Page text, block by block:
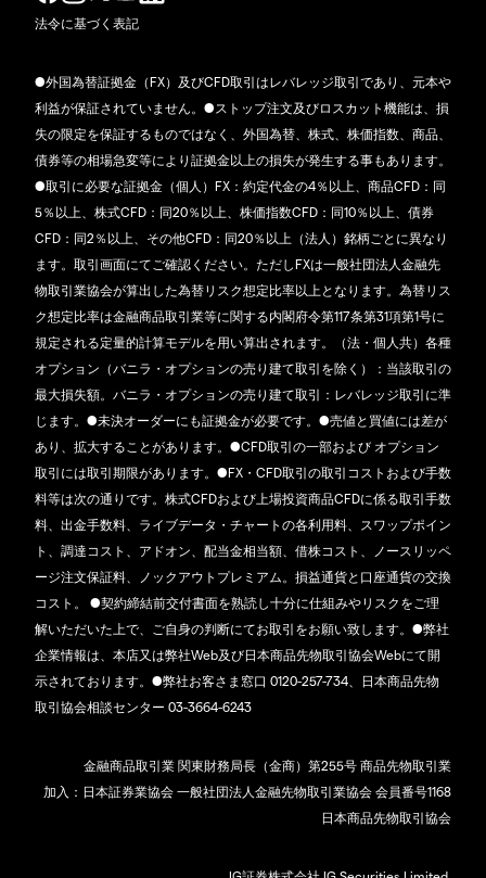
法令に基づく表記
●外国為替証拠金（FX）及びCFD取引はレバレッジ取引であり、元本や
利益が保証されていません。●ストップ注文及びロスカット機能は、損
失の限定を保証するものではなく、外国為替、株式、株価指数、商品、
債券等の相場急変等により証拠金以上の損失が発生する事もあります。
●取引に必要な証拠金（個人）FX：約定代金の4％以上、商品CFD：同
5％以上、株式CFD：同20％以上、株価指数CFD：同10％以上、債券
CFD：同2％以上、その他CFD：同20％以上（法人）銘柄ごとに異なり
ます。取引画面にてご確認ください。ただしFXは一般社団法人金融先
物取引業協会が算出した為替リスク想定比率以上となります。為替リス
ク想定比率は金融商品取引業等に関する内閣府令第117条第31項第1号に
規定される定量的計算モデルを用い算出されます。（法・個人共）各種
オプション（バニラ・オプションの売り建て取引を除く）：当該取引の
最大損失額。バニラ・オプションの売り建て取引：レバレッジ取引に準
じます。●未決オーダーにも証拠金が必要です。●売値と買値には差が
あり、拡大することがあります。●CFD取引の一部および オプション
取引には取引期限があります。●FX・CFD取引の取引コストおよび手数
料等は次の通りです。株式CFDおよび上場投資商品CFDに係る取引手数
料、出金手数料、ライブデータ・チャートの各利用料、スワップポイン
ト、調達コスト、アドオン、配当金相当額、借株コスト、ノースリッペ
ージ注文保証料、ノックアウトプレミアム。損益通貨と口座通貨の交換
コスト。 ●契約締結前交付書面を熟読し十分に仕組みやリスクをご理
解いただいた上で、ご自身の判断にてお取引をお願い致します。●弊社
企業情報は、本店又は弊社Web及び日本商品先物取引協会Webにて開
示されております。●弊社お客さま窓口 0120-257-734、日本商品先物
取引協会相談センター 03-3664-6243
金融商品取引業 関東財務局長（金商）第255号 商品先物取引業
加入：日本証券業協会 一般社団法人金融先物取引業協会 会員番号1168
日本商品先物取引協会